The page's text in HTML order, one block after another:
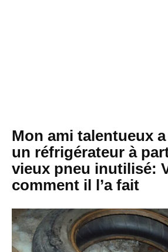
Mon ami talentueux
un réfrigérateur à
vieux pneu inutilisé:
comment il l’a fait